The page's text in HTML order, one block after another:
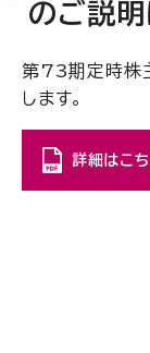
のご説
第73期定時株
します。
詳細はこ